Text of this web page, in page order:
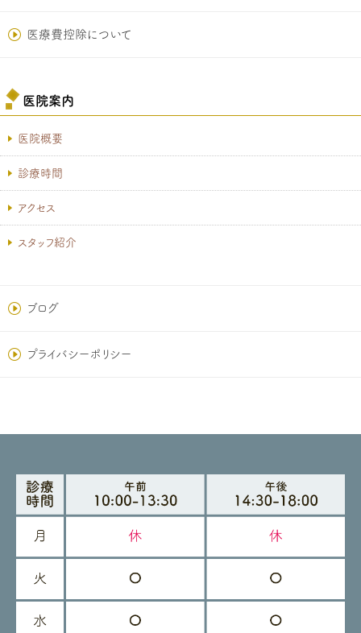
医療費控除について
医院案内
医院概要
診療時間
アクセス
スタッフ紹介
ブログ
プライバシーポリシー